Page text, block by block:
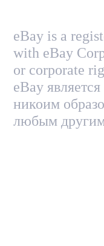
eBay is a
with eBay
or corporate
eBay
никоим
любым другим